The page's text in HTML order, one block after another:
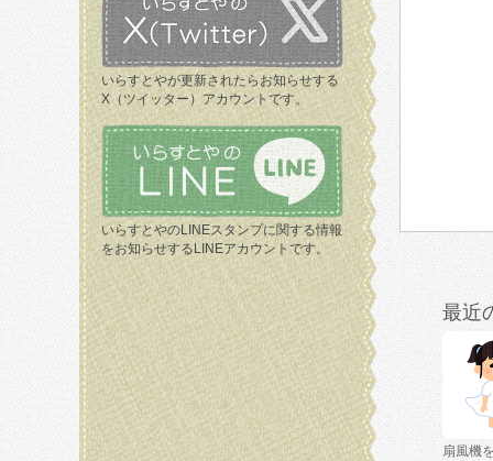
いらすとやが更新されたらお知らせする
X（ツイッター）アカウントです。
いらすとやのLINEスタンプに関する情報
をお知らせするLINEアカウントです。
最近
扇風機